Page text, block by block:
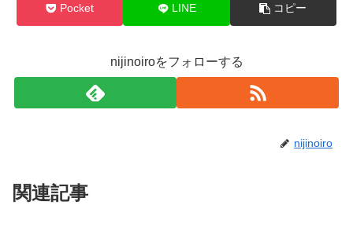
Pocket LINE コピー
nijinoiroをフォローする
nijinoiro
関連記事